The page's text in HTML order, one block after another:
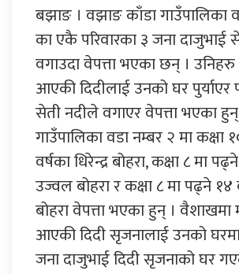
बझाङ । वझाङ काँडा गाउँपालिका
का एकै परिवारका ३ जना दाजुभाई
वगाउदा वेपत्ता भएका छन् । उनिहरु
आएकी दिदीलाई उनको घर पुर्याएर
सेती नदीले वगाएर वेपत्ता भएका
गाउँपालिका वडा नम्बर २ मा कक्षा
वर्षका धिरेन्द्र बोहरा, कक्षा ८ मा
उज्वल बोहरा र कक्षा ८ मा पढ्ने १४
बोहरा वेपत्ता भएका हुन् । वैशाखमा
आएकी दिदी सृजनालाई उनको घरमा
जना दाजुभाई दिदी सृजनाको घर